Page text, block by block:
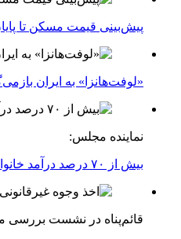
پیش‌بینی قیمت مسکن تا پایان
«لوفت‌هانزا» به ایران
نماینده مجلس:
بیش از ۷۰ درصد درآمد خانوار صرف اجاره خانه می‌شود
قائم‌پناه در نشست